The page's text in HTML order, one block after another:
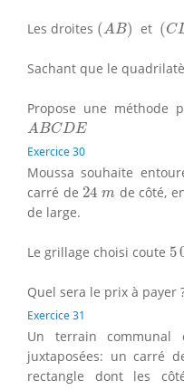
Les droites (AB)
(AB) et (C
(CD
Sachant que le
Propose une méthode
ABCDE
A BCDE
Exercice 30
Moussa souhaite
carré de 24 m
24 m de côté,
de large.
Le grillage choisi coute 5
5
Quel sera le prix à payer
Exercice 31
Un terrain communal
juxtaposées: un carré
rectangle dont les